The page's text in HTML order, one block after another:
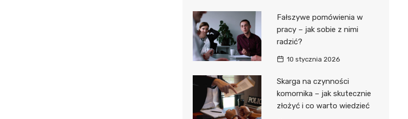
Fałszywe pomówienia w
pracy – jak sobie z nimi
radzić?
10 stycznia 2026
Skarga na czynności
komornika – jak skutecznie
złożyć i co warto wiedzieć